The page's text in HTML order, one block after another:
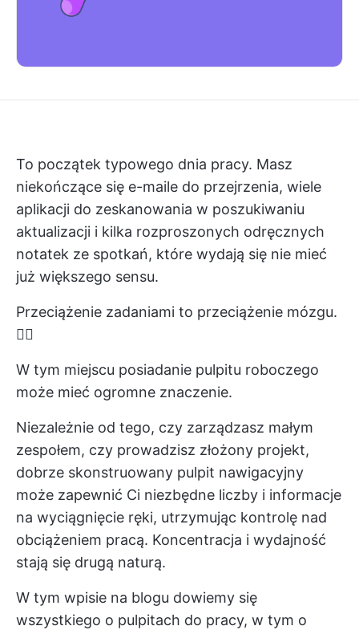
To początek typowego dnia pracy. Masz
niekończące się e-maile do przejrzenia, wiele
aplikacji do zeskanowania w poszukiwaniu
aktualizacji i kilka rozproszonych odręcznych
notatek ze spotkań, które wydają się nie mieć
już większego sensu.
Przeciążenie zadaniami to przeciążenie mózgu.
😶‍🌫️
W tym miejscu posiadanie pulpitu roboczego
może mieć ogromne znaczenie.
Niezależnie od tego, czy zarządzasz małym
zespołem, czy prowadzisz złożony projekt,
dobrze skonstruowany pulpit nawigacyjny
może zapewnić Ci niezbędne liczby i informacje
na wyciągnięcie ręki, utrzymując kontrolę nad
obciążeniem pracą. Koncentracja i wydajność
stają się drugą naturą.
W tym wpisie na blogu dowiemy się
wszystkiego o pulpitach do pracy, w tym o